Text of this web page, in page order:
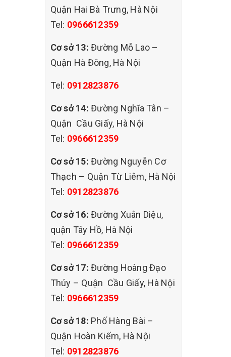
Quận Hai Bà Trưng, Hà Nội
Tel: 0966612359
Cơ sở 13: Đường Mỗ Lao –
Quận Hà Đông, Hà Nội
Tel: 0912823876
Cơ sở 14: Đường Nghĩa Tân –
Quận Cầu Giấy, Hà Nội
Tel: 0966612359
Cơ sở 15: Đường Nguyễn Cơ
Thạch – Quận Từ Liêm, Hà Nội
Tel: 0912823876
Cơ sở 16: Đường Xuân Diệu,
quận Tây Hồ, Hà Nội
Tel: 0966612359
Cơ sở 17: Đường Hoàng Đạo
Thúy – Quận Cầu Giấy, Hà Nội
Tel: 0966612359
Cơ sở 18: Phố Hàng Bài –
Quận Hoàn Kiếm, Hà Nội
Tel: 0912823876